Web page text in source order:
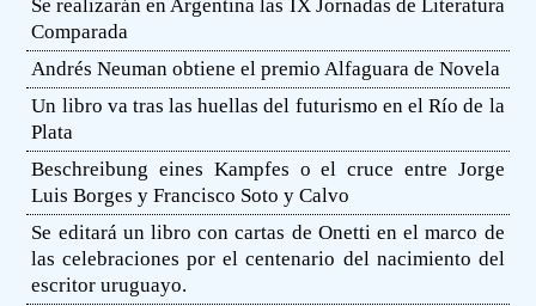
Se realizarán en Argentina las IX Jornadas de Literatura
Comparada
Andrés Neuman obtiene el premio Alfaguara de Novela
Un libro va tras las huellas del futurismo en el Río de la
Plata
Beschreibung eines Kampfes o el cruce entre Jorge
Luis Borges y Francisco Soto y Calvo
Se editará un libro con cartas de Onetti en el marco de
las celebraciones por el centenario del nacimiento del
escritor uruguayo.